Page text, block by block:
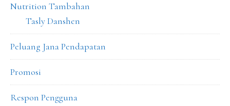
Nutrition Tambahan
Tasly Danshen
Peluang Jana Pendapatan
Promosi
Respon Pengguna